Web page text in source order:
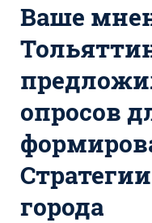
Ремонт Обводного
Набережная
Неделя Тольятти
Ваше
опросов
города